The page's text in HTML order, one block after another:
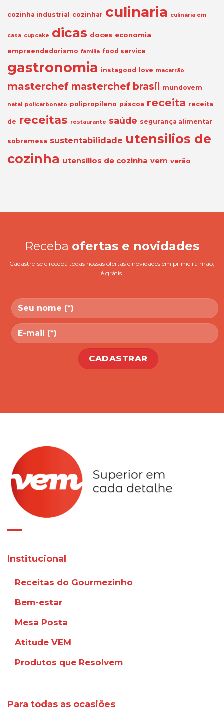
cozinha industrial cozinhar culinaria culinária em
casa cupcake dicas doces economia
empreendedorismo familia food service
gastronomia instagood love macarrão
masterchef masterchef brasil mundovem
natal policarbonato polipropileno páscoa receita receita
de receitas restaurante saúde segurança alimentar
sobremesa sustentabilidade utensilios de
cozinha utensílios de cozinha vem verão
Receba ofertas e novidades
Cadastre-se e receba todas nossas ofertas e novidades em primeira mão,
é grátis.
Institucional
Receitas do Gourmezinho
Bem-estar
Mesa Posta
Atitude VEM
Produtos que Resolvem
Para todas as ocasiões